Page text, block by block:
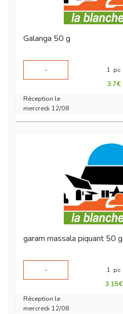
Galanga 50 g
-
1 pc
3.7€
Réception le
mercredi 12/08
garam massala piquant 50 g
-
1 pc
3.15€
Réception le
mercredi 12/08